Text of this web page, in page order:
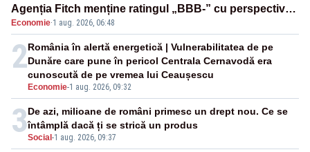
Agenția Fitch menține ratingul „BBB-” cu perspectivă
negativă
Economie·1 aug. 2026, 06:48
2
Economie-1 aug. 2026, 09:32
România în alertă energetică | Vulnerabilitatea de pe
Dunăre care pune în pericol Centrala Cernavodă era
cunoscută de pe vremea lui Ceaușescu
3Social -1 aug. 2026, 09:37
De azi, milioane de români primesc un drept nou. Ce se
întâmplă dacă ți se strică un produs